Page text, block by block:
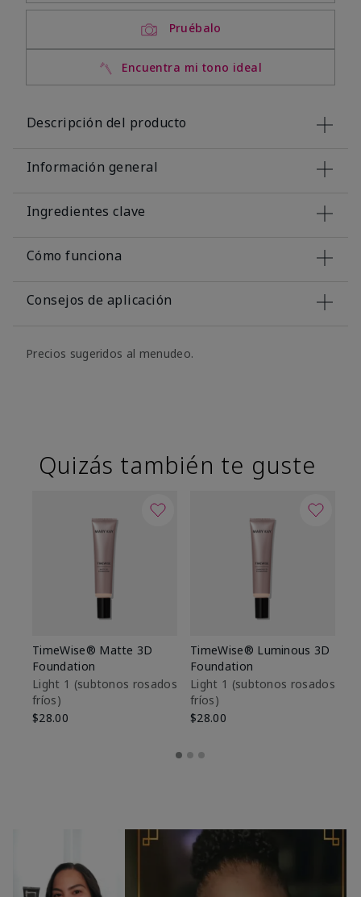
Pruébalo
Encuentra mi tono ideal
Descripción del producto
Información general
Ingredientes clave
Cómo funciona
Consejos de aplicación
Precios sugeridos al menudeo.
Quizás también te guste
TimeWise® Matte 3D
Foundation
Light 1​ (subtonos rosados
fríos)
$28.00
TimeWise® Luminous 3D
Foundation
Light 1​ (subtonos rosados
fríos)
$28.00